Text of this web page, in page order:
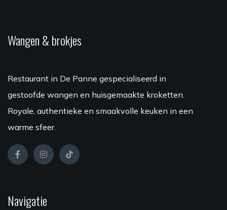
Wangen & brokjes
Restaurant in De Panne gespecialiseerd in
gestoofde wangen en huisgemaakte kroketten.
Royale, authentieke en smaakvolle keuken in een
warme sfeer.
Navigatie